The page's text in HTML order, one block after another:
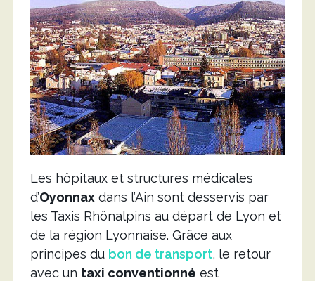
Les hôpitaux et structures médicales
d’Oyonnaxdans l’Ain sont desservis par
les Taxis Rhônalpins au départ de Lyon et
de la région Lyonnaise. Grâce aux
principes du bon de transport, le retour
avec un taxi conventionné est